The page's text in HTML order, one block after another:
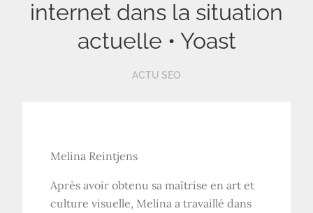
internet dans la situation
actuelle • Yoast
ACTU SEO
Melina Reintjens
Après avoir obtenu sa maîtrise en art et
culture visuelle, Melina a travaillé dans